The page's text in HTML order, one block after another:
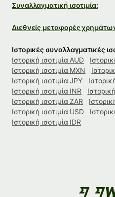
Συναλλαγματική ισοτιμία:
Διεθνείς μεταφορές
Ιστορικές συναλλαγματικές
Ιστορική ισοτιμία AUD
Ιστορική ισοτιμία MXN
Ιστορική ισοτιμία JPY
Ιστορική ισοτιμία INR
Ιστορική ισοτιμία ZAR
Ιστορική ισοτιμία USD
Ιστορική ισοτιμία IDR